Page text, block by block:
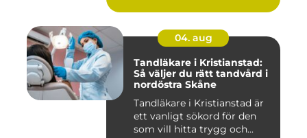
04. aug
Tandläkare i Kristianstad:
Så väljer du rätt tandvård i
nordöstra Skåne
Tandläkare i Kristianstad är
ett vanligt sökord för den
som vill hitta trygg och...